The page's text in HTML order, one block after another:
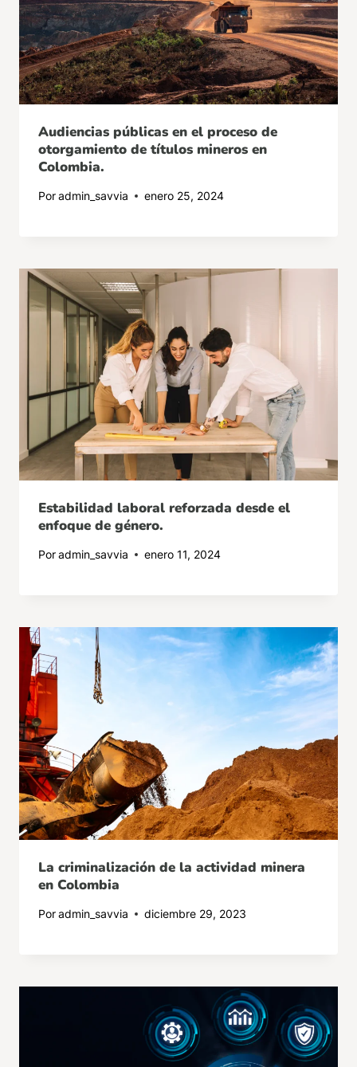
Audiencias públicas en el proceso de
otorgamiento de títulos mineros en
Colombia.
Poradmin_savvia enero 25, 2024
Estabilidad laboral reforzada desde el
enfoque de género.
Poradmin_savvia enero 11, 2024
La criminalización de la actividad minera
en Colombia
Poradmin_savvia diciembre 29, 2023